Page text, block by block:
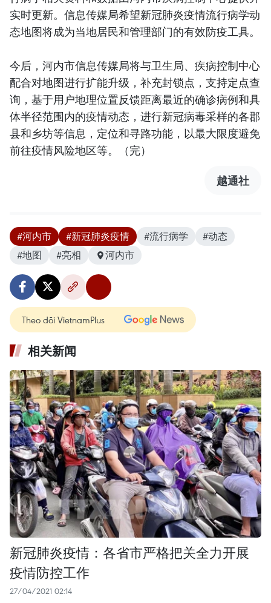
实时更新。信息传媒局希望新冠肺炎疫情流行病学动
态地图将成为当地居民和管理部门的有效防疫工具。
今后，河内市信息传媒局将与卫生局、疾病控制中心
配合对地图进行扩能升级，补充封锁点，支持定点查
询，基于用户地理位置反馈距离最近的确诊病例和具
体半径范围内的疫情动态，进行新冠病毒采样的各郡
县和乡坊等信息，定位和寻路功能，以最大限度避免
前往疫情风险地区等。（完）
越通社
#河内市 #新冠肺炎疫情 #流行病学
#动态
#地图
#亮相 河内市
Theo dõi VietnamPlus
相关新闻
新冠肺炎疫情：各省市严格把关全力开展
疫情防控工作
27/04/2021 02:14